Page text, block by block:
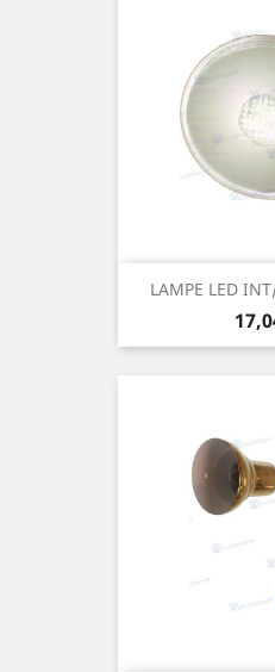
LAMPE LED
Prix